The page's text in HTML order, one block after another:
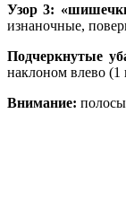
Узор 3:
изнаночные,
Подчеркнутые
наклоном влево (1
Внимание: